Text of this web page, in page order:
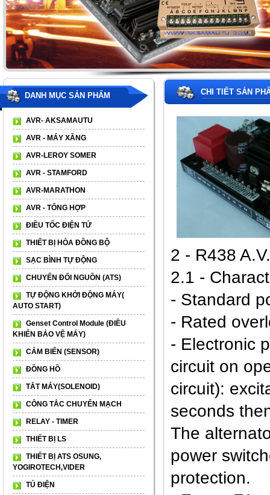
DANH MỤC SẢN PHẨM
AVR- AKSAMAUTU
AVR - MÁY XĂNG
AVR-LEROY SOMER
AVR - STAMFORD
AVR-MARATHON
AVR - TỔNG HỢP
ĐIỀU TỐC ĐIỆN TỬ
THIẾT BỊ HÒA ĐỒNG BỘ
SẠC BÌNH TỰ ĐỘNG
CHUYỂN ĐỔI NGUỒN (ATS)
TỰ ĐỘNG KHỞI ĐỘNG MÁY(
AUTO START)
Genset Control Module (ĐIỀU
KHIỂN BẢO VỆ MÁY)
CẢM BIẾN (SENSOR)
ĐỒNG HỒ
TẮT MÁY(SOLENOID)
CÔNG TẮC CHUYỂN MẠCH
RELAY - TIMER
THIẾT BỊ LS
THIẾT BỊ ATS OSUNG,
YOGIROTECH,VIDER
TỦ ĐIỆN
CHI TIẾT SẢN
2 - R438
2.1 -
- Standard
- Rated
- Electronic
circuit on
circuit):
seconds
The
power
protection.